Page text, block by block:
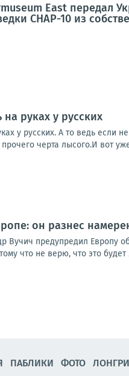
East передал
СНАР-10 из
руках у русских
у русских. А то ведь если
черта лысого.И вот
он разнес
Вучич предупредил Европу
что не верю, что это
ПАБЛИКИ ФОТО